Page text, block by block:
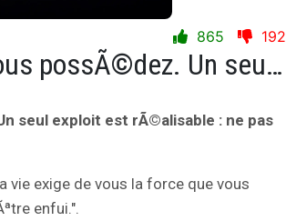
865 192
La vie exige de vous la force que vous possÃ©dez. Un seul exploit est rÃ©alisable : ne pas sâ€™Ãªtre enfui.
seul exploit est rÃ©alisable : ne pas
vie exige de vous la force que vous
enfui.".